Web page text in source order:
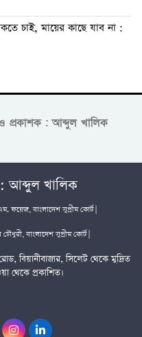
চাই, মায়ের কাছে যাব না :
ও প্রকাশক : আব্দুল খালিক
আব্দুল খালিক
বাংলাদেশ সুপ্রীম কোর্ট |
বাংলাদেশ সুপ্রীম কোর্ট |
বিয়ানীবাজার, সিলেট থেকে মুদ্রিত
থেকে প্রকাশিত।